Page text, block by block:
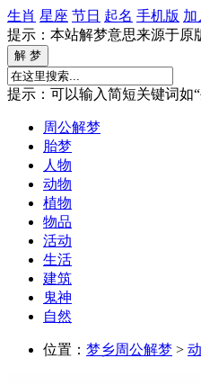
生肖 星座 节日 起名 手机版 加
提示：本站解梦意思来源于原
提示：可以输入简短关键词如“
周公解梦
胎梦
人物
动物
植物
物品
活动
生活
建筑
鬼神
自然
位置： 梦乡周公解梦 >